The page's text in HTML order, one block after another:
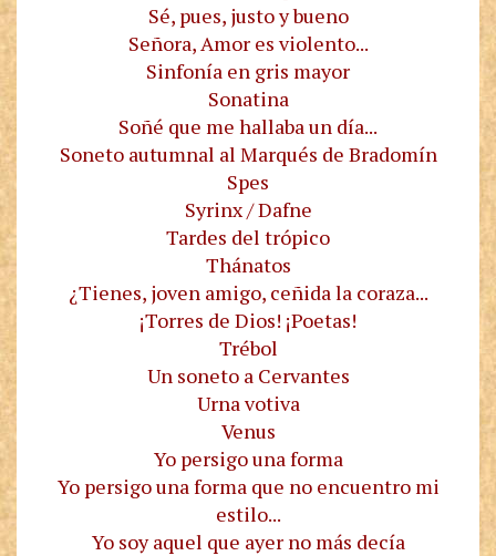
Sé, pues, justo y bueno
Señora, Amor es violento...
Sinfonía en gris mayor
Sonatina
Soñé que me hallaba un día...
Soneto autumnal al Marqués de Bradomín
Spes
Syrinx / Dafne
Tardes del trópico
Thánatos
¿Tienes, joven amigo, ceñida la coraza...
¡Torres de Dios! ¡Poetas!
Trébol
Un soneto a Cervantes
Urna votiva
Venus
Yo persigo una forma
Yo persigo una forma que no encuentro mi
estilo...
Yo soy aquel que ayer no más decía